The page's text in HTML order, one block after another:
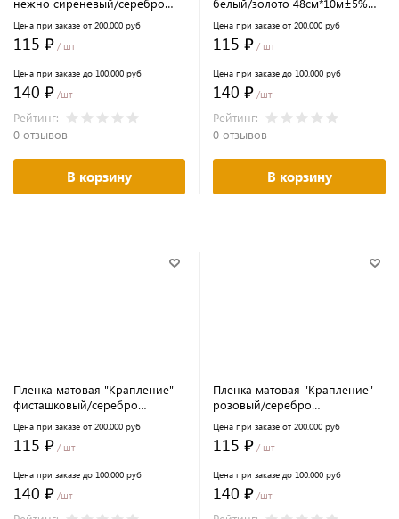
нежно сиреневый/серебро
Цена при заказе от 200.000 руб
115 ₽ / шт
Цена при заказе до 100.000 руб
140 ₽ /шт
Рейтинг:
0 отзывов
В корзину
белый/золото 48см*10м±5%
Цена при заказе от 200.000 руб
115 ₽ / шт
Цена при заказе до 100.000 руб
140 ₽ /шт
Рейтинг:
0 отзывов
В корзину
Пленка матовая "Крапление"
фисташковый/серебро
Цена при заказе от 200.000 руб
115 ₽ / шт
Цена при заказе до 100.000 руб
140 ₽ /шт
Пленка матовая "Крапление"
розовый/серебро
Цена при заказе от 200.000 руб
115 ₽ / шт
Цена при заказе до 100.000 руб
140 ₽ /шт